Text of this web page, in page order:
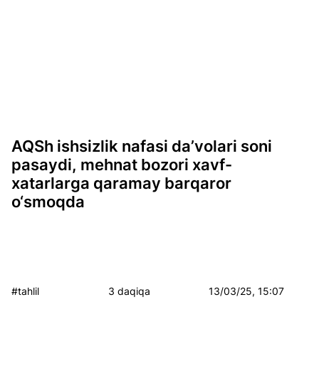
AQSh ishsizlik nafasi da’volari soni
pasaydi, mehnat bozori xavf-
xatarlarga qaramay barqaror
o‘smoqda
#tahlil 3 daqiqa 13/03/25, 15:07